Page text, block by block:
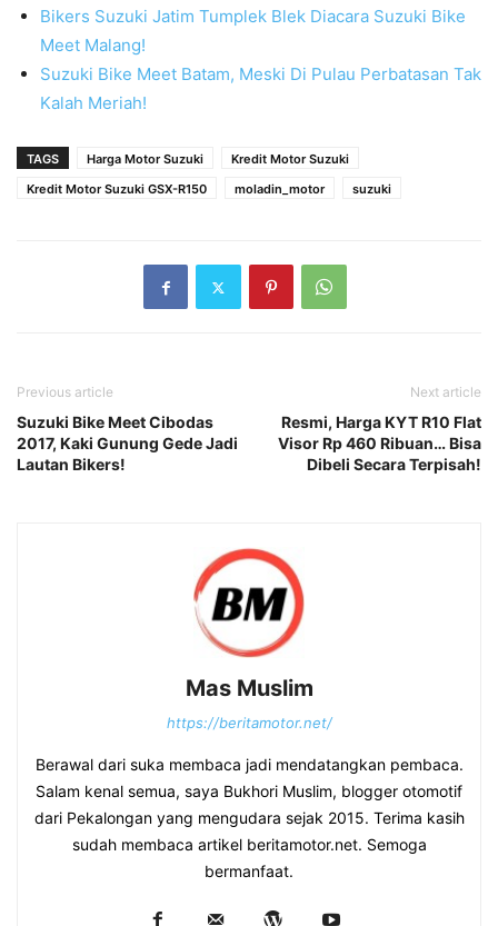
Bikers Suzuki Jatim Tumplek Blek Diacara Suzuki Bike
Meet Malang!
Suzuki Bike Meet Batam, Meski Di Pulau Perbatasan Tak
Kalah Meriah!
TAGS Harga Motor Suzuki
Kredit Motor Suzuki
Kredit Motor Suzuki GSX-R150
moladin_motor suzuki
Previous article
Suzuki Bike Meet Cibodas
2017, Kaki Gunung Gede Jadi
Lautan Bikers!
Next article
Resmi, Harga KYT R10 Flat
Visor Rp 460 Ribuan… Bisa
Dibeli Secara Terpisah!
Mas Muslim
https://beritamotor.net/
Berawal dari suka membaca jadi mendatangkan pembaca.
Salam kenal semua, saya Bukhori Muslim, blogger otomotif
dari Pekalongan yang mengudara sejak 2015. Terima kasih
sudah membaca artikel beritamotor.net. Semoga
bermanfaat.